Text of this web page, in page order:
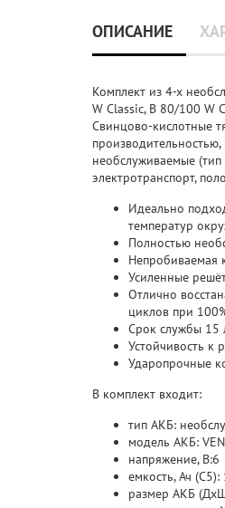
ОПИСАНИЕ
Комплект из 4-х
W Classic, B 80/100 W
Свинцово-кислотные
необслуживаемые
электротранспорт,
Идеально
температур
Полностью
Непробиваемая
Усиленные
Отлично
циклов при
Срок службы 15
Устойчивость к
Ударопрочные
В комплект входит:
тип АКБ:
модель АКБ:
напряжение, В:6
емкость, Ач (C5):
размер АКБ